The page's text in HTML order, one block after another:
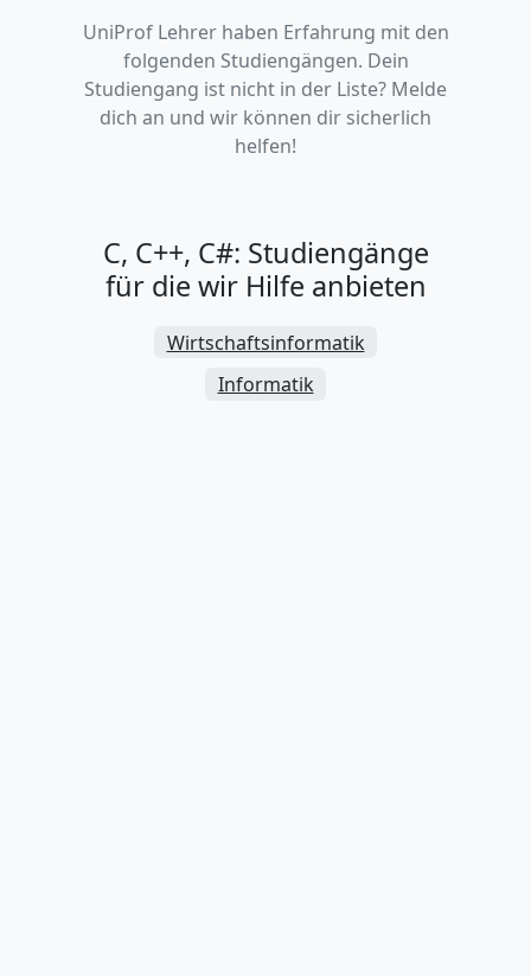
UniProf Lehrer haben Erfahrung mit den
folgenden Studiengängen. Dein
Studiengang ist nicht in der Liste? Melde
dich an und wir können dir sicherlich
helfen!
C, C++, C#: Studiengänge
für die wir Hilfe anbieten
Wirtschaftsinformatik
Informatik